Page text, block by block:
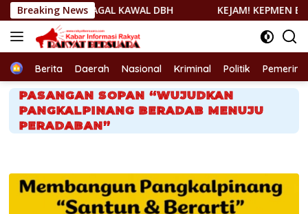
Langsung
ke
konten
Breaking News
KAWAL DBH KEJAM! KEPMEN ESDM 157/2026
HomeBerita Daerah Nasional Kriminal Politik
PASANGAN SOPAN “WUJUDKAN
PANGKALPINANG BERADAB MENUJU
PERADABAN”